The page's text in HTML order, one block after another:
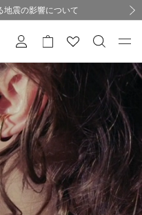
内
地震の影響について
のご案内
化のお知らせ
内
地震の影響について